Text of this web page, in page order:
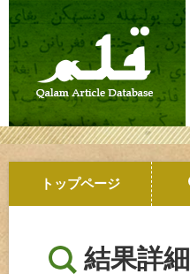
トップページ
結果詳細